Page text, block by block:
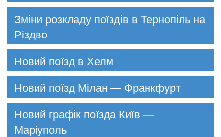
Зміни розкладу поїздів в Тернопіль на
Різдво
Новий поїзд в Хелм
Новий поїзд Мілан — Франкфурт
Новий графік поїзда Київ —
Маріуполь